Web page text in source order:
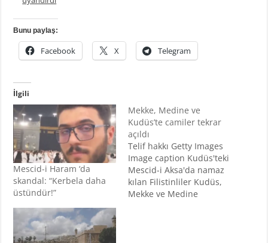
Bunu paylaş:
Facebook X Telegram
İlgili
Mescid-i Haram ‘da
skandal: “Kerbela daha
üstündür!”
Mekke, Medine ve
Kudüs’te camiler tekrar
açıldı
Telif hakkı Getty Images
Image caption Kudüs'teki
Mescid-i Aksa'da namaz
kılan Filistinliler Kudüs,
Mekke ve Medine